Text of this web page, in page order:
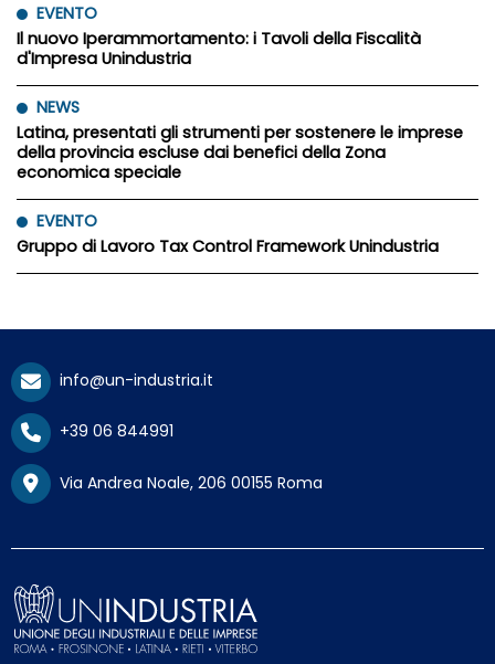
EVENTO
Il nuovo Iperammortamento: i Tavoli della Fiscalità
d'Impresa Unindustria
NEWS
Latina, presentati gli strumenti per sostenere le imprese
della provincia escluse dai benefici della Zona
economica speciale
EVENTO
Gruppo di Lavoro Tax Control Framework Unindustria
info@un-industria.it
+39 06 844991
Via Andrea Noale, 206 00155 Roma